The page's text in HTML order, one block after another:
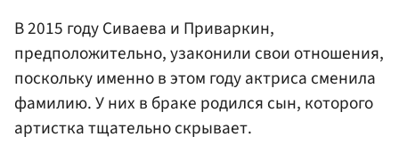
В 2015 году Сиваева и Приваркин,
предположительно, узаконили свои отношения,
поскольку именно в этом году актриса сменила
фамилию. У них в браке родился сын, которого
артистка тщательно скрывает.